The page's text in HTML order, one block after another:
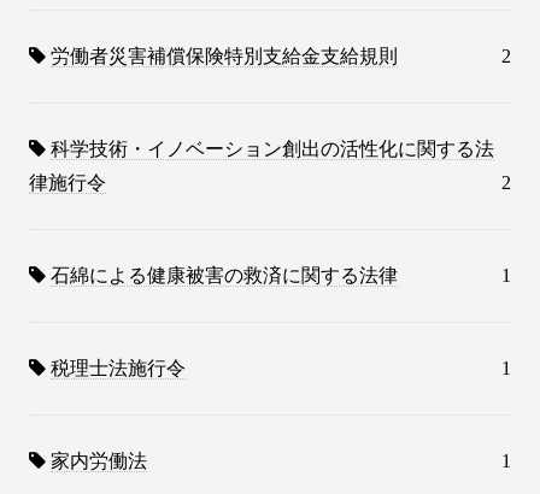
労働者災害補償保険特別支給金支給規則 2
科学技術・イノベーション創出の活性化に関する法
律施行令
2
石綿による健康被害の救済に関する法律 1
税理士法施行令 1
家内労働法 1